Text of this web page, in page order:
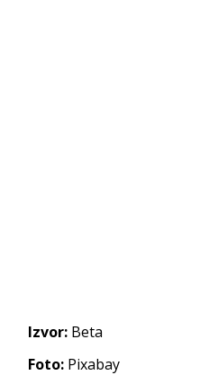
Izvor: Beta
Foto: Pixabay